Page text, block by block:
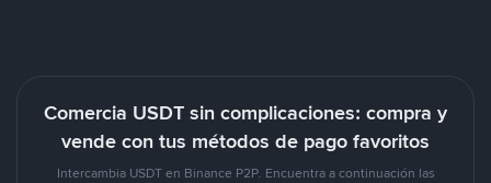
Comercia USDT sin complicaciones: compra y
vende con tus métodos de pago favoritos
Intercambia USDT en Binance P2P. Encuentra a continuación las